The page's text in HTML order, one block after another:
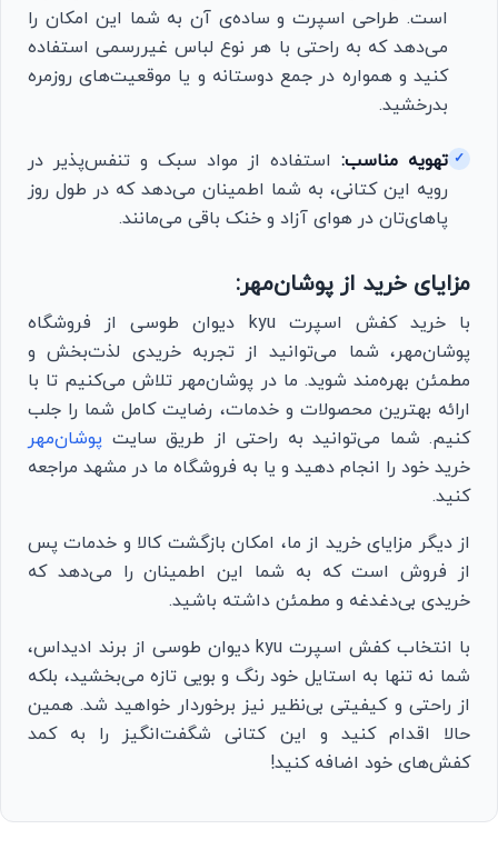
است. طراحی اسپرت و ساده‌ی آن به شما این امکان را
می‌دهد که به راحتی با هر نوع لباس غیررسمی استفاده
کنید و همواره در جمع دوستانه و یا موقعیت‌های روزمره
بدرخشید.
✓ تهویه مناسب: استفاده از مواد سبک و تنفس‌پذیر در
رویه این کتانی، به شما اطمینان می‌دهد که در طول روز
پاهای‌تان در هوای آزاد و خنک باقی می‌مانند.
مزایای خرید از پوشان‌مهر:
با خرید کفش اسپرت kyu دیوان طوسی از فروشگاه
پوشان‌مهر، شما می‌توانید از تجربه خریدی لذت‌بخش و
مطمئن بهره‌مند شوید. ما در پوشان‌مهر تلاش می‌کنیم تا با
ارائه بهترین محصولات و خدمات، رضایت کامل شما را جلب
کنیم. شما می‌توانید به راحتی از طریق سایت پوشان‌مهر
خرید خود را انجام دهید و یا به فروشگاه ما در مشهد مراجعه
کنید.
از دیگر مزایای خرید از ما، امکان بازگشت کالا و خدمات پس
از فروش است که به شما این اطمینان را می‌دهد که
خریدی بی‌دغدغه و مطمئن داشته باشید.
با انتخاب کفش اسپرت kyu دیوان طوسی از برند ادیداس،
شما نه تنها به استایل خود رنگ و بویی تازه می‌بخشید، بلکه
از راحتی و کیفیتی بی‌نظیر نیز برخوردار خواهید شد. همین
حالا اقدام کنید و این کتانی شگفت‌انگیز را به کمد
کفش‌های خود اضافه کنید!